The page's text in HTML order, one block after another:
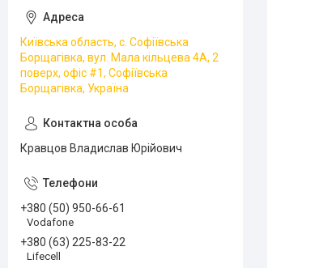
Київська область, с. Софіївська
Борщагівка, вул. Мала кільцева 4А, 2
поверх, офіс #1, Софіївська
Борщагівка, Україна
Кравцов Владислав Юрійович
+380 (50) 950-66-61
Vodafone
+380 (63) 225-83-22
Lifecell